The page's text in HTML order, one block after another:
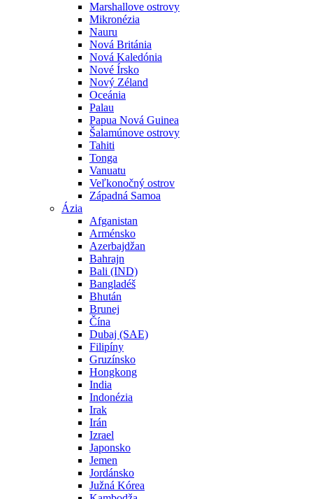
Marshallove ostrovy
Mikronézia
Nauru
Nová Británia
Nová Kaledónia
Nové Írsko
Nový Zéland
Oceánia
Palau
Papua Nová Guinea
Šalamúnove ostrovy
Tahiti
Tonga
Vanuatu
Veľkonočný ostrov
Západná Samoa
Ázia
Afganistan
Arménsko
Azerbajdžan
Bahrajn
Bali (IND)
Bangladéš
Bhután
Brunej
Čína
Dubaj (SAE)
Filipíny
Gruzínsko
Hongkong
India
Indonézia
Irak
Irán
Izrael
Japonsko
Jemen
Jordánsko
Južná Kórea